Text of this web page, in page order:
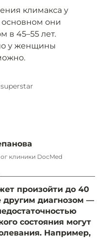
климакса у
основном они
в 45–55 лет.
у женщины
клиники DocMed
произойти до 40
другим диагнозом —
состояния могут
Например,